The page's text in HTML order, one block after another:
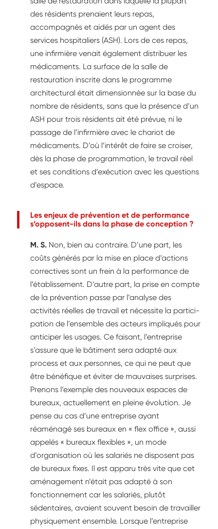
des résidents prenaient leurs repas,
accompagnés et aidés par un agent des
services hospitaliers (ASH). Lors de ces repas,
une infirmière venait également distribuer les
médicaments. La surface de la salle de
restauration inscrite dans le programme
architectural était dimensionnée sur la base du
nombre de résidents, sans que la présence d’un
ASH pour trois résidents ait été prévue, ni le
passage de l’infirmière avec le chariot de
médicaments. D’où l’intérêt de faire se croiser,
dès la phase de programmation, le travail réel
et ses conditions d’exécution avec les questions
d’espace.
Les enjeux de prévention et de performance
s’opposent-ils dans la phase de conception ?
M. S. Non, bien au contraire. D’une part, les
coûts générés par la mise en place d’actions
correctives sont un frein à la performance de
l’établissement. D’autre part, la prise en compte
de la prévention passe par l’analyse des
activités réelles de travail et nécessite la partici­
pation de l’ensemble des acteurs impliqués pour
anticiper les usages. Ce faisant, l’entreprise
s’assure que le bâtiment sera adapté aux
process et aux personnes, ce qui ne peut que
être bénéfique et éviter de mauvaises surprises.
Prenons l’exemple des nouveaux espaces de
bureaux, actuellement en pleine évolution. Je
pense au cas d’une entreprise ayant
réaménagé ses bureaux en « flex office », aussi
appelés « bureaux flexibles », un mode
d’organisation où les salariés ne disposent pas
de bureaux fixes. Il est apparu très vite que cet
aménagement n’était pas adapté à son
fonctionnement car les salariés, plutôt
sédentaires, avaient souvent besoin de travailler
physiquement ensemble. Lorsque l’entreprise